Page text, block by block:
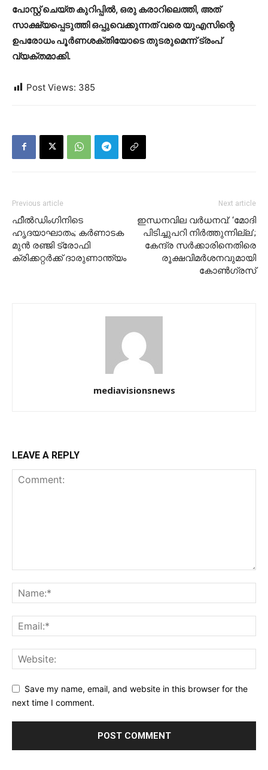
പോസ്റ്റ് ചെയ്ത കുറിപ്പിൽ, ഒരു കരാറിലെത്തി, അത്
സാക്ഷ്യപ്പെടുത്തി ഒപ്പുവെക്കുന്നത് വരെ യുഎസിന്റെ
ഉപരോധം പൂർണശക്തിയോടെ തുടരുമെന്ന് ട്രംപ്
വ്യക്തമാക്കി.
Post Views: 385
Previous article
ഫീല്‍ഡിംഗിനിടെ
ഹൃദയാഘാതം; കര്‍ണാടക
മുന്‍ രഞ്ജി ട്രോഫി
ക്രിക്കറ്റര്‍ക്ക് ദാരുണാന്ത്യം
Next article
ഇന്ധനവില വർധനവ്: ‘മോദി
പിടിച്ചുപറി നിർത്തുന്നില്ല’;
കേന്ദ്ര സർക്കാരിനെതിരെ
രൂക്ഷവിമർശനവുമായി
കോൺഗ്രസ്
mediavisionsnews
LEAVE A REPLY
Save my name, email, and website in this browser for the
next time I comment.